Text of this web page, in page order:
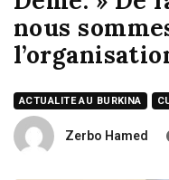
nous
ACTUALITE AU BURKINA
Zerbo Hamed